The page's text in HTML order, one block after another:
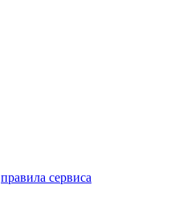
правила сервиса